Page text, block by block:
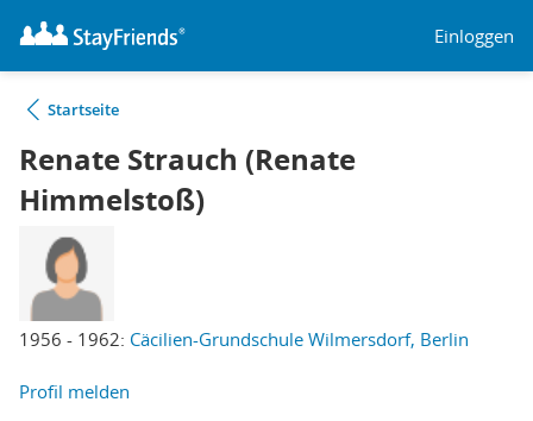
Einloggen
Startseite
Renate Strauch (Renate
Himmelstoß)
1956 - 1962: Cäcilien-Grundschule Wilmersdorf, Berlin
Profil melden